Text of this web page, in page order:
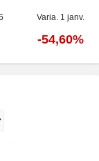
Varia. 1 janv.
-54,60%